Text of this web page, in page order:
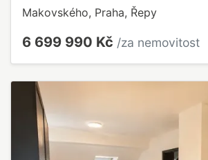
Makovského, Praha, Řepy
6 699 990 Kč /za nemovitost